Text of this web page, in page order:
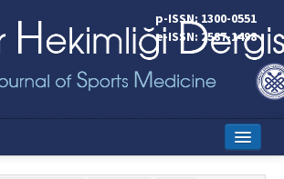
p-ISSN: 1300-0551
e-ISSN: 2587-1498